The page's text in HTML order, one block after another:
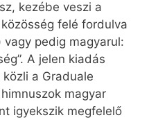
kezébe veszi a
felé fordulva
pedig magyarul:
A jelen kiadás
a Graduale
magyar
igyekszik megfelelő